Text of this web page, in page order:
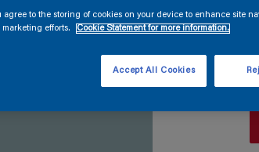
agree to the storing of cookies on your device to enhance site
efforts.
Cookie Statement for more information.
Accept All Cookies